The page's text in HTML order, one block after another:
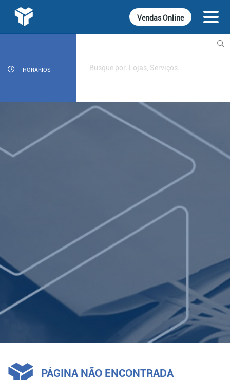
Vendas Online
LOJAS
LOG IN
HORÁRIOS
PÁGINA NÃO ENCONTRADA